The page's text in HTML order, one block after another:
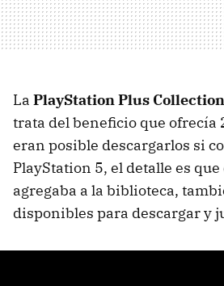
La PlayStation Plus
trata del beneficio que ofrecía
eran posible descargarlos si
PlayStation 5, el detalle es que
agregaba a la biblioteca,
disponibles para descargar y